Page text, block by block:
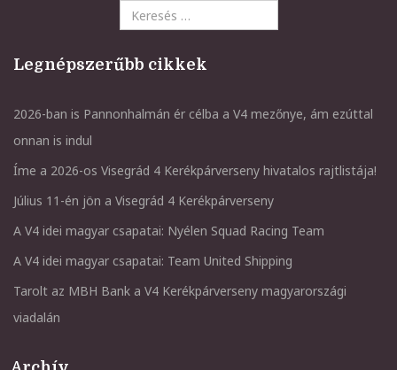
Legnépszerűbb cikkek
2026-ban is Pannonhalmán ér célba a V4 mezőnye, ám ezúttal
onnan is indul
Íme a 2026-os Visegrád 4 Kerékpárverseny hivatalos rajtlistája!
Július 11-én jön a Visegrád 4 Kerékpárverseny
A V4 idei magyar csapatai: Nyélen Squad Racing Team
A V4 idei magyar csapatai: Team United Shipping
Tarolt az MBH Bank a V4 Kerékpárverseny magyarországi
viadalán